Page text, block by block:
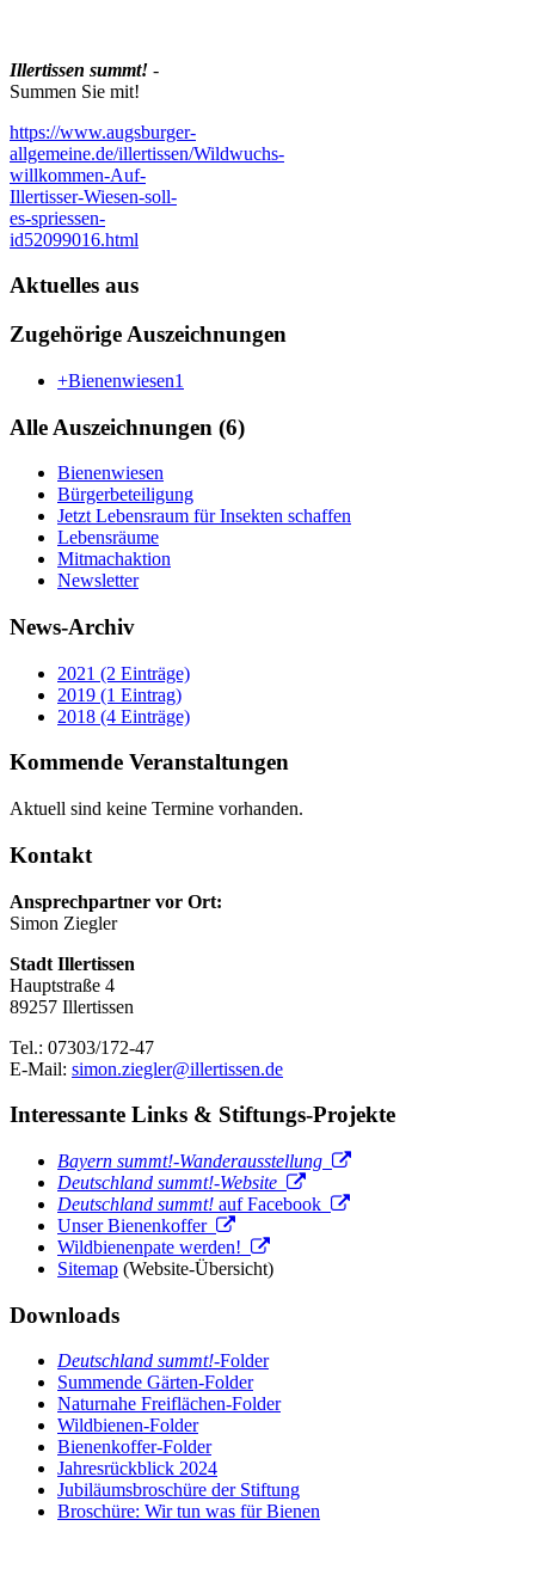
Illertissen summt! -
Summen Sie mit!
https://www.augsburger-
allgemeine.de/illertissen/Wildwuchs-
willkommen-Auf-
Illertisser-Wiesen-soll-
es-spriessen-
id52099016.html
Aktuelles aus
Zugehörige Auszeichnungen
+Bienenwiesen1
Alle Auszeichnungen (6)
Bienenwiesen
Bürgerbeteiligung
Jetzt Lebensraum für Insekten schaffen
Lebensräume
Mitmachaktion
Newsletter
News-Archiv
2021 (2 Einträge)
2019 (1 Eintrag)
2018 (4 Einträge)
Kommende Veranstaltungen
Aktuell sind keine Termine vorhanden.
Kontakt
Ansprechpartner vor Ort:
Simon Ziegler
Stadt Illertissen
Hauptstraße 4
89257 Illertissen
Tel.: 07303/172-47
E-Mail: simon.ziegler@illertissen.de
Interessante Links & Stiftungs-Projekte
Bayern summt!-Wanderausstellung
Deutschland summt!-Website
Deutschland summt! auf Facebook
Unser Bienenkoffer
Wildbienenpate werden!
Sitemap (Website-Übersicht)
Downloads
Deutschland summt!-Folder
Summende Gärten-Folder
Naturnahe Freiflächen-Folder
Wildbienen-Folder
Bienenkoffer-Folder
Jahresrückblick 2024
Jubiläumsbroschüre der Stiftung
Broschüre: Wir tun was für Bienen